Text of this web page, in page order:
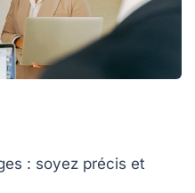
: soyez précis et